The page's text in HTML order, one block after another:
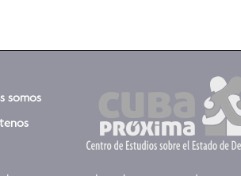
somos